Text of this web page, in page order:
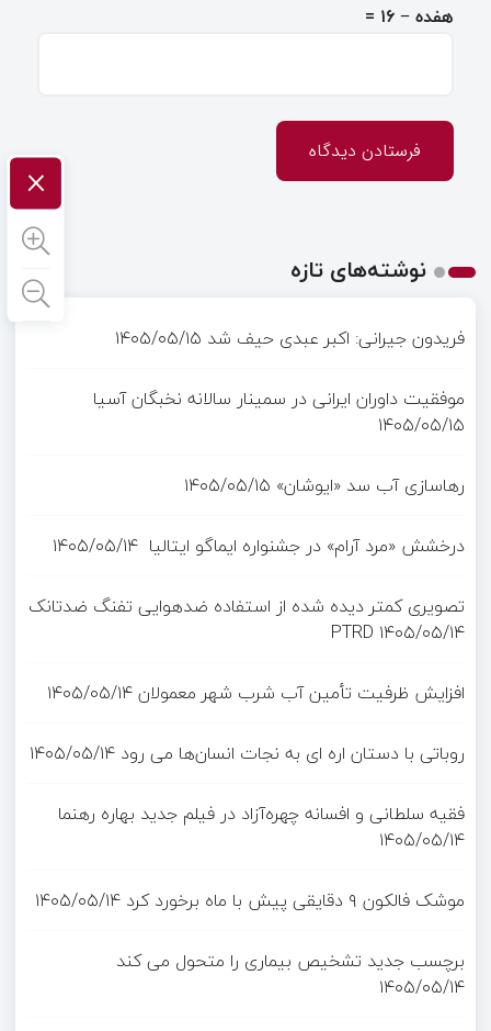
هفده − ۱۶ =
نوشته‌های تازه
فریدون جیرانی: اکبر عبدی حیف شد ۱۴۰۵/۰۵/۱۵
موفقیت داوران ایرانی در سمینار سالانه نخبگان آسیا
۱۴۰۵/۰۵/۱۵
رهاسازی آب سد «ایوشان» ۱۴۰۵/۰۵/۱۵
درخشش «مرد آرام» در جشنواره ایماگو ایتالیا ۱۴۰۵/۰۵/۱۴
تصویری کمتر دیده شده از استفاده ضدهوایی تفنگ ضدتانک
PTRD ۱۴۰۵/۰۵/۱۴
افزایش ظرفیت تأمین آب شرب شهر معمولان۱۴۰۵/۰۵/۱۴
روباتی با دستان اره ای به نجات انسان‌ها می رود ۱۴۰۵/۰۵/۱۴
فقیه سلطانی و افسانه چهره‌آزاد در فیلم جدید بهاره رهنما
۱۴۰۵/۰۵/۱۴
موشک فالکون ۹ دقایقی پیش با ماه برخورد کرد
۱۴۰۵/۰۵/۱۴
برچسب جدید تشخیص بیماری را متحول می کند
۱۴۰۵/۰۵/۱۴
×